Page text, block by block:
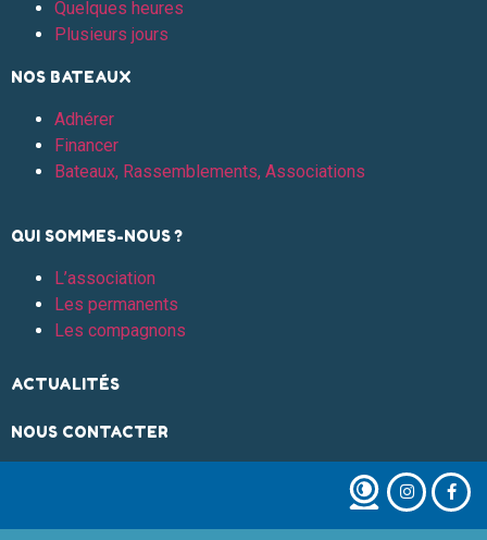
Quelques heures
Plusieurs jours
NOS BATEAUX
Adhérer
Financer
Bateaux, Rassemblements, Associations
QUI SOMMES-NOUS ?
L’association
Les permanents
Les compagnons
ACTUALITÉS
NOUS CONTACTER